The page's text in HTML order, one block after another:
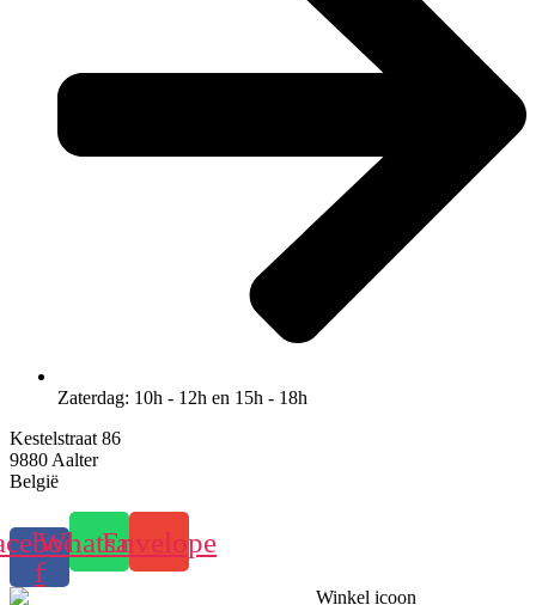
Zaterdag: 10h - 12h en 15h - 18h
Kestelstraat 86
9880 Aalter
België
f
WhatsappEnvelope